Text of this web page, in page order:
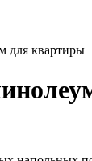
для квартиры